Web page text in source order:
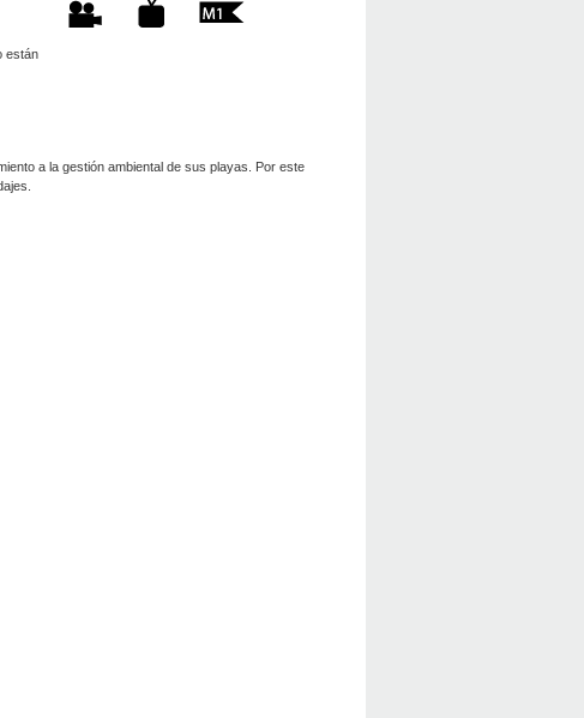
están
a la gestión ambiental de sus playas. Por este